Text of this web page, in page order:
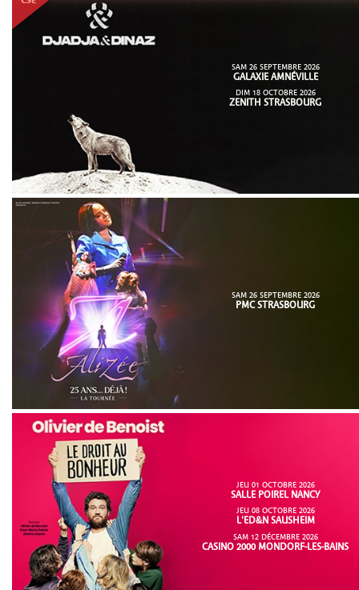
SAM 26 SEPTEMBRE 2026
GALAXIE AMNÉVILLE
DIM 18 OCTOBRE 2026
ZENITH STRASBOURG
SAM 26 SEPTEMBRE 2026
PMC STRASBOURG
JEU 01 OCTOBRE 2026
SALLE POIREL NANCY
JEU 08 OCTOBRE 2026
L'ED&N SAUSHEIM
SAM 12 DÉCEMBRE 2026
CASINO 2000 MONDORF-LES-BAINS